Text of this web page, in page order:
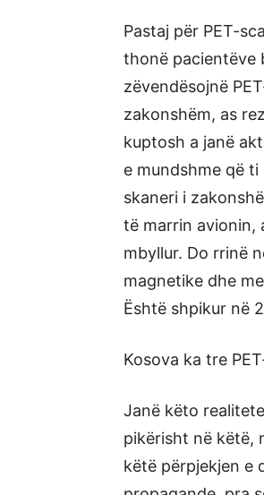
Pastaj për PET-
thonë pacientëve
zëvendësojnë
zakonshëm, as
kuptosh a janë
e mundshme që
skaneri i
të marrin avionin,
mbyllur. Do rrinë
magnetike dhe
Është shpikur në
Kosova ka tre
Janë këto
pikërisht në këtë,
këtë përpjekjen e